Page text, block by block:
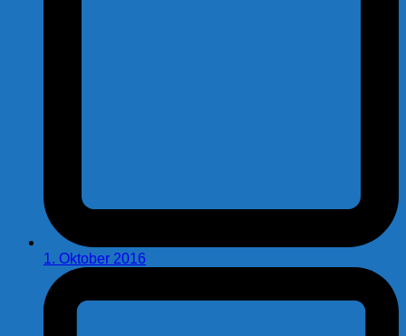
1. Oktober 2016